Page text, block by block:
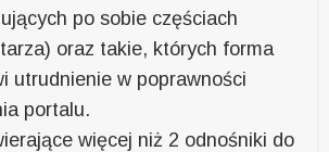
po sobie częściach
oraz takie, których forma
utrudnienie w poprawności
portalu.
więcej niż 2 odnośniki do